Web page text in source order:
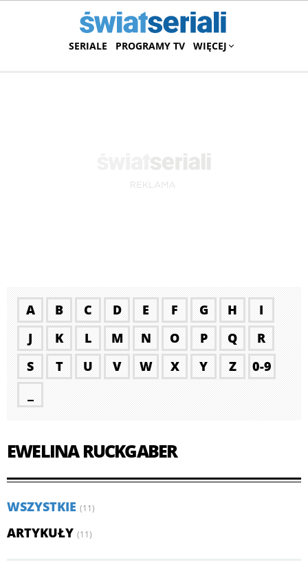
SERIALE PROGRAMY TV WIĘCEJ
A B C D E F G H
I
J
K L M N O P Q
R
S
T U V W X Y Z
0-9
EWELINA RUCKGABER
WSZYSTKIE (11)
ARTYKUŁY (11)